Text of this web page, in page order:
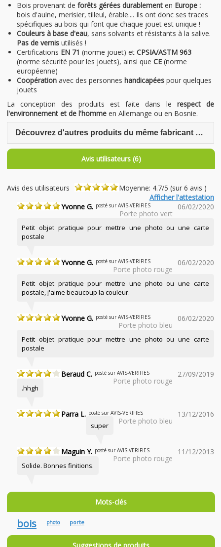
Bois provenant de forêts gérées durablement en Europe :
bois d'aulne, merisier, tilleul, érable.... Ils ont donc ses traces
spécifiques au bois qui font que chaque jouet est unique !
Couleurs à base d'eau, sans solvants et résistants à la salive.
Pas de vernis utilisés !
Certifications EN 71 (norme jouet) et CPSIA/ASTM 963
(norme sécurité pour les jouets), ainsi que CE (norme
européenne)
Coopération avec des personnes handicapées pour quelques
jouets
La conception des produits est faite dans le respect de
l'environnement et de l'homme en Allemange ou en Bosnie.
Découvrez d'autres produits du même fabricant Grimms
Avis utilisateurs (6)
Avis des utilisateurs
Moyenne: 4.7/5 (sur 6 avis )
Afficher l'attestation
Yvonne G. posté sur AVIS-VERIFIES 06/02/2020
Porte photo vert
Petit objet pratique pour mettre une photo ou une carte
postale
Yvonne G. posté sur AVIS-VERIFIES 06/02/2020
Porte photo rouge
Petit objet pratique pour mettre une photo ou une carte
postale, j'aime beaucoup la couleur.
Yvonne G. posté sur AVIS-VERIFIES 06/02/2020
Porte photo bleu
Petit objet pratique pour mettre une photo ou une carte
postale
Beraud C. posté sur AVIS-VERIFIES 27/09/2019
Porte photo rouge
.hhgh
Parra L. posté sur AVIS-VERIFIES 13/12/2016
Porte photo bleu
super
Maguin Y. posté sur AVIS-VERIFIES 11/12/2013
Porte photo rouge
Solide. Bonnes finitions.
Mots-clés
bois photo porte